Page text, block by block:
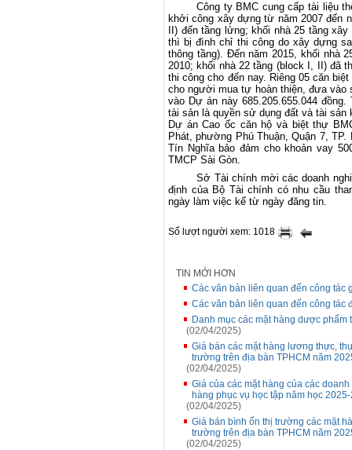
Công ty BMC cung cấp tài liệu
khởi công xây dựng từ năm 2007 đến
II) đến tầng lửng; khối nhà 25 tầng
thì bị đình chỉ thi công do xây dựng
thông tầng). Đến năm 2015, khối nhà
2010; khối nhà 22 tầng (block I, II) đã
thi công cho đến nay. Riêng 05 căn
cho người mua tự hoàn thiện, đưa vào
vào Dự án này 685.205.655.044
tài sản là quyền sử dụng đất và tài
Dự án Cao ốc căn hộ và biệt thự
Phát, phường Phú Thuận, Quận 7,
Tín Nghĩa bảo đảm cho khoản vay
TMCP Sài Gòn.
Sở Tài chính mời các doanh
định của Bộ Tài chính có nhu cầu
ngày làm việc kể từ ngày đăng tin.
Số lượt người xem: 1018
TIN MỚI HƠN
Các văn bản liên quan đến công tác
Các văn bản liên quan đến công tác
Danh mục các mặt hàng dược
(02/04/2025)
Giá bán các mặt hàng lương thực,
trường trên địa bàn TPHCM năm
(02/04/2025)
Giá của các mặt hàng của các
hàng phục vụ học tập năm học
(02/04/2025)
Giá bán bình ổn thị trường các mặt
trường trên địa bàn TPHCM năm
(02/04/2025)